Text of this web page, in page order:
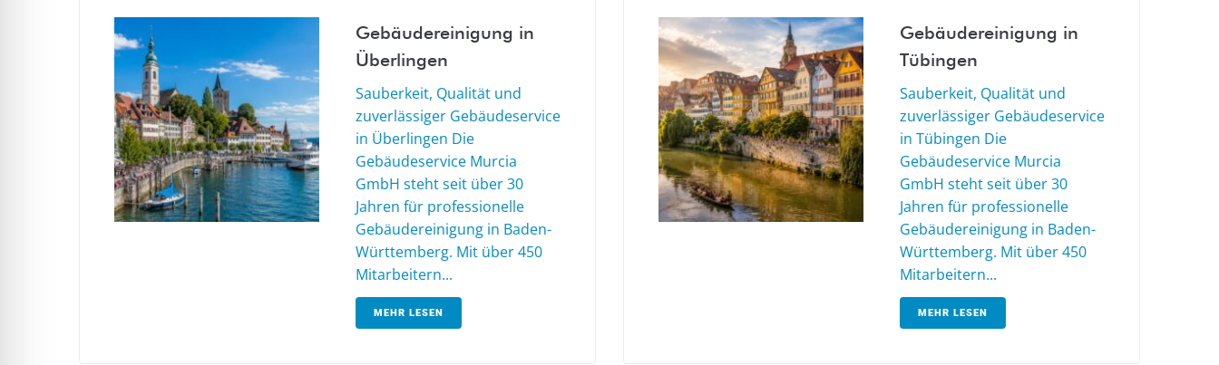
Gebäudereinigung in
Überlingen
Sauberkeit, Qualität und
zuverlässiger Gebäudeservice
in Überlingen Die
Gebäudeservice Murcia
GmbH steht seit über 30
Jahren für professionelle
Gebäudereinigung in Baden-
Württemberg. Mit über 450
Mitarbeitern...
MEHR LESEN
Gebäudereinigung in
Tübingen
Sauberkeit, Qualität und
zuverlässiger Gebäudeservice
in Tübingen Die
Gebäudeservice Murcia
GmbH steht seit über 30
Jahren für professionelle
Gebäudereinigung in Baden-
Württemberg. Mit über 450
Mitarbeitern...
MEHR LESEN